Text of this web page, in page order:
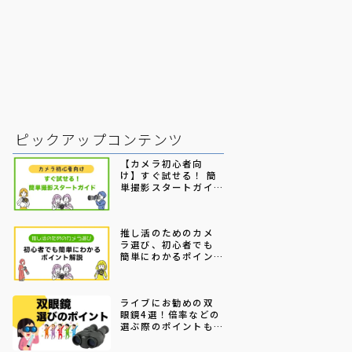
ピックアップコンテンツ
【カメラ初心者向
け】すぐ試せる！ 簡
単撮影スタートガイ
推し活のためのカメ
ラ選び、初心者でも
簡単にわかるポイン
ライブにお勧めの双
眼鏡4選！倍率などの
選ぶ際のポイントも